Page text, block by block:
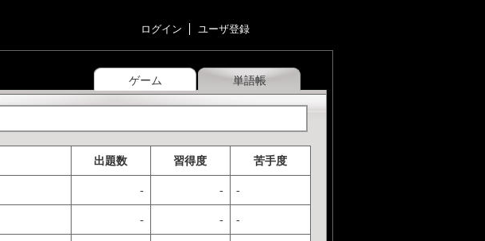
ログイン ユーザ登録
ゲーム 単語帳
出題数 習得度 苦手度
- - -
- - -